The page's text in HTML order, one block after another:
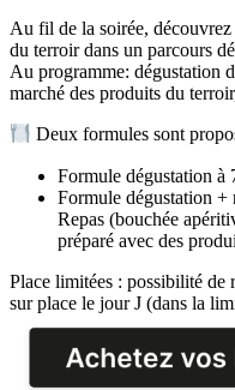
Au fil de la soirée,
du terroir dans un parcours
Au programme: dégustation
marché des produits du
Deux formules sont
Formule dégustation à
Formule dégustation +
Repas (bouchée
préparé avec des
Place limitées : possibilité de
sur place le jour J (dans la